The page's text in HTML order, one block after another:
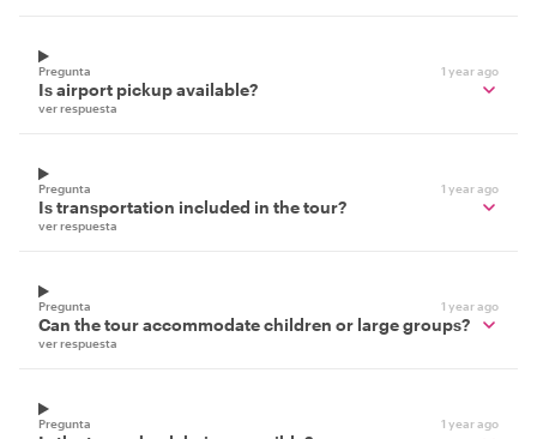
Pregunta 1 year ago
Is airport pickup available?
ver respuesta
Pregunta 1 year ago
Is transportation included in the tour?
ver respuesta
Pregunta 1 year ago
Can the tour accommodate children or large groups?
ver respuesta
Pregunta 1 year ago